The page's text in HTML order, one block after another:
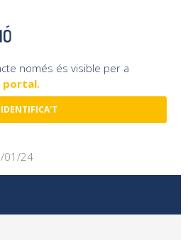
només és visible per a
portal.
IDENTIFICA'T
01/24